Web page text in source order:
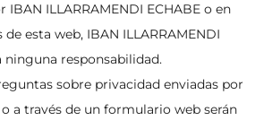
ILLARRAMENDI ECHABE o en
esta web, IBAN ILLARRAMENDI
ninguna responsabilidad.
sobre privacidad enviadas por
a través de un formulario web serán